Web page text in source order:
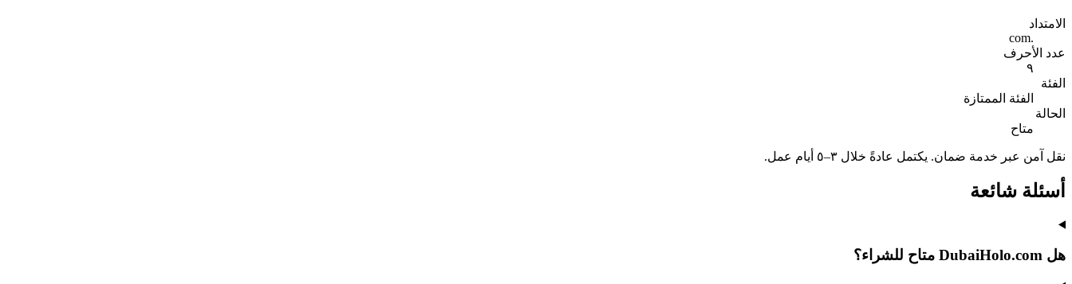
الامتداد
.com
عدد الأحرف
٩
الفئة
الفئة الممتازة
الحالة
متاح
نقل آمن عبر خدمة ضمان. يكتمل عادةً خلال ٣–٥ أيام عمل.
أسئلة شائعة
هل DubaiHolo.com متاح للشراء؟